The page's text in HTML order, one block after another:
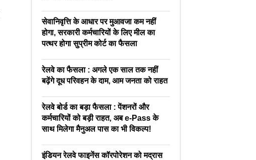
सेवानिवृत्ति के आधार पर मुआवजा कम नहीं
होगा, सरकारी कर्मचारियों के लिए मील का
पत्थर होगा सुप्रीम कोर्ट का फैसला
रेलवे का फैसला : अगले एक साल तक नहीं
बढ़ेंगे दूध परिवहन के दाम, आम जनता को राहत
रेलवे बोर्ड का बड़ा फैसला : पेंशनरों और
कर्मचारियों को बड़ी राहत, अब e-Pass के
साथ मिलेगा मैनुअल पास का भी विकल्प!
इंडियन रेलवे फाइनेंस कॉरपोरेशन को मद्रास